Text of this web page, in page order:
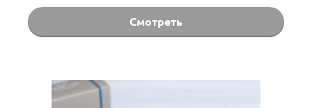
Смотреть